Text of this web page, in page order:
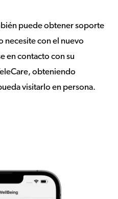
puede obtener soporte
necesite con el nuevo
en contacto con su
obteniendo
visitarlo en persona.